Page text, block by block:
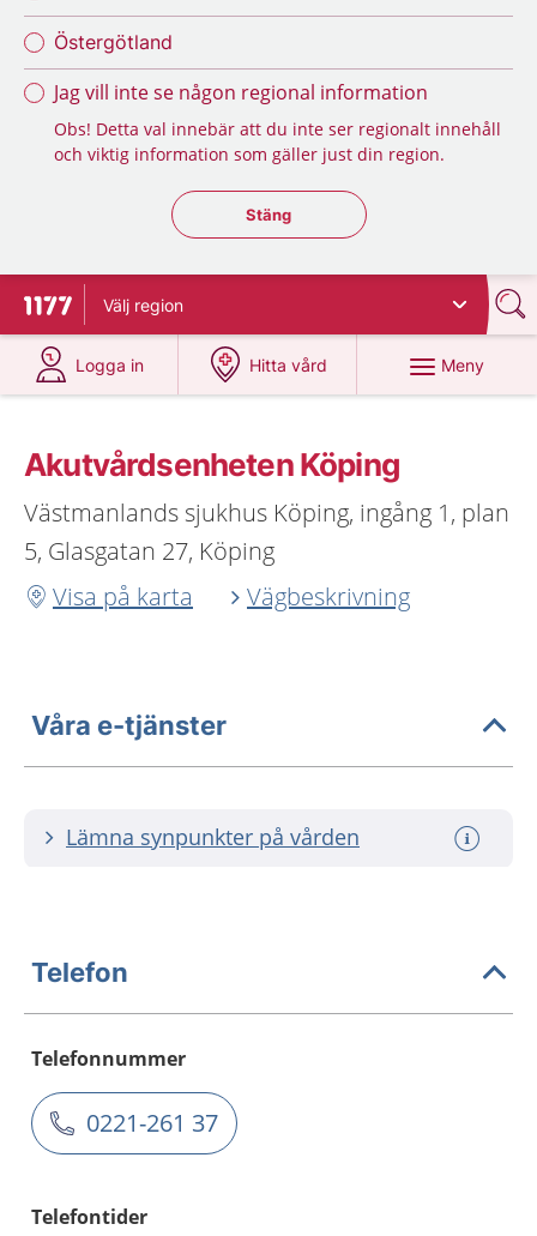
Östergötland
Jag vill inte se någon regional information
Obs! Detta val innebär att du inte ser regionalt innehåll
och viktig information som gäller just din region.
Stäng regionsväljaren
Stäng
Till startsidan för 1177
Välj region
Logga in
på 1177.se
Hitta vård
på 1177.se
Meny
Akutvårdsenheten Köping
Västmanlands sjukhus Köping, ingång 1, plan
5, Glasgatan 27, Köping
Visa på karta
Vägbeskrivning
Våra e-tjänster
Lämna synpunkter på vården
Telefon
Telefonnummer
0221-261 37
Telefontider